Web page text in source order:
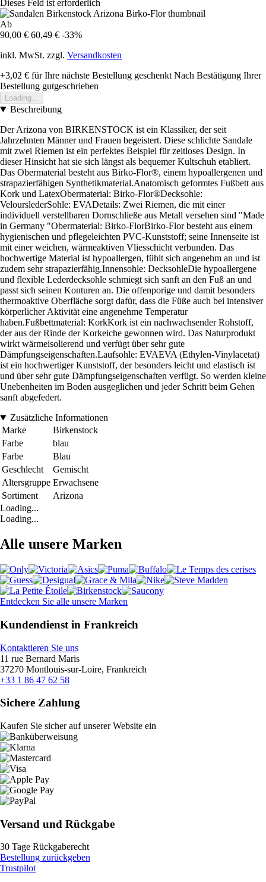
Dieses Feld ist erforderlich
Ab
90,00 € 60,49 € -33%
inkl. MwSt. zzgl. Versandkosten
+3,02 € für Ihre nächste Bestellung geschenkt Nach Bestätigung Ihrer
Bestellung gutgeschrieben
Loading...
Beschreibung
Der Arizona von BIRKENSTOCK ist ein Klassiker, der seit
Jahrzehnten Männer und Frauen begeistert. Diese schlichte Sandale
mit zwei Riemen ist ein perfektes Beispiel für zeitloses Design. In
dieser Hinsicht hat sie sich längst als bequemer Kultschuh etabliert.
Das Obermaterial besteht aus Birko-Flor®, einem hypoallergenen und
strapazierfähigen Synthetikmaterial.Anatomisch geformtes Fußbett aus
Kork und LatexObermaterial: Birko-Flor®Decksohle:
VelourslederSohle: EVADetails: Zwei Riemen, die mit einer
individuell verstellbaren Dornschließe aus Metall versehen sind "Made
in Germany "Obermaterial: Birko-FlorBirko-Flor besteht aus einem
hygienischen und pflegeleichten PVC-Kunststoff; seine Innenseite ist
mit einer weichen, wärmeaktiven Vliesschicht verbunden. Das
hochwertige Material ist hypoallergen, fühlt sich angenehm an und ist
zudem sehr strapazierfähig.Innensohle: DecksohleDie hypoallergene
und flexible Lederdecksohle schmiegt sich sanft an den Fuß an und
passt sich seinen Konturen an. Die offenporige und damit besonders
thermoaktive Oberfläche sorgt dafür, dass die Füße auch bei intensiver
körperlicher Aktivität eine angenehme Temperatur
haben.Fußbettmaterial: KorkKork ist ein nachwachsender Rohstoff,
der aus der Rinde der Korkeiche gewonnen wird. Das Naturprodukt
wirkt wärmeisolierend und verfügt über sehr gute
Dämpfungseigenschaften.Laufsohle: EVAEVA (Ethylen-Vinylacetat)
ist ein hochwertiger Kunststoff, der besonders leicht und elastisch ist
und über sehr gute Dämpfungseigenschaften verfügt. So werden kleine
Unebenheiten im Boden ausgeglichen und jeder Schritt beim Gehen
sanft abgefedert.
Zusätzliche Informationen
Marke
Birkenstock
Farbe
blau
Farbe
Blau
Geschlecht
Gemischt
Altersgruppe Erwachsene
Sortiment
Arizona
Loading...
Loading...
Alle unsere Marken
Entdecken Sie alle unsere Marken
Kundendienst in Frankreich
Kontaktieren Sie uns
11 rue Bernard Maris
37270 Montlouis-sur-Loire, Frankreich
+33 1 86 47 62 58
Sichere Zahlung
Kaufen Sie sicher auf unserer Website ein
Versand und Rückgabe
30 Tage Rückgaberecht
Bestellung zurückgeben
Trustpilot